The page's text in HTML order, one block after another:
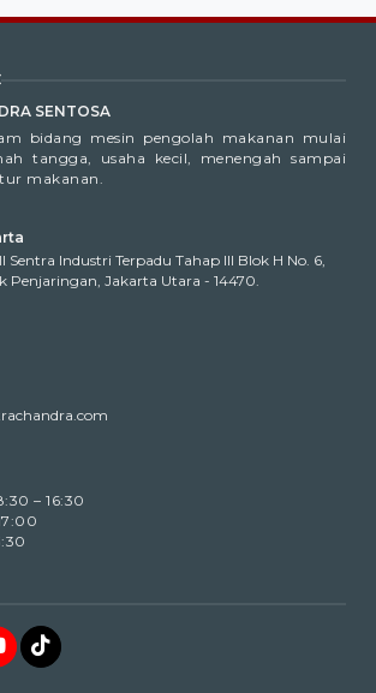
SENTOSA
bidang mesin pengolah makanan mulai
tangga, usaha kecil, menengah sampai
makanan.
Sentra Industri Terpadu Tahap III Blok H No. 6,
Penjaringan, Jakarta Utara - 14470.
– 16:30